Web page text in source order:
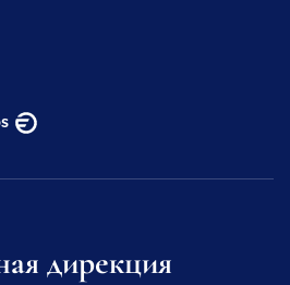
дирекция